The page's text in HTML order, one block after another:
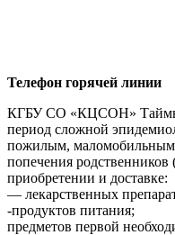
Телефон горячей
КГБУ СО «КЦСОН»
период сложной
пожилым, маломобильным
попечения родственников
приобретении и доставке:
— лекарственных
-продуктов питания;
предметов первой